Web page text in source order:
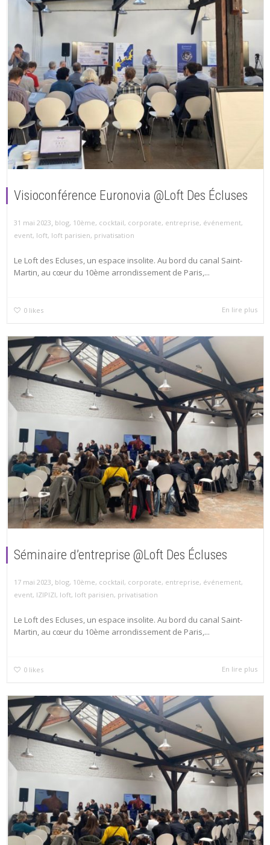
Visioconférence Euronovia @Loft Des Écluses
31 mai 2023, blog, 10ème, cocktail, corporate, entreprise, événement,
event, loft, loft parisien, privatisation
Le Loft des Ecluses, un espace insolite. Au bord du canal Saint-
Martin, au cœur du 10ème arrondissement de Paris,...
0 likes En lire plus
Séminaire d’entreprise @Loft Des Écluses
17 mai 2023, blog, 10ème, cocktail, corporate, entreprise, événement,
event, IZIPIZI, loft, loft parisien, privatisation
Le Loft des Ecluses, un espace insolite. Au bord du canal Saint-
Martin, au cœur du 10ème arrondissement de Paris,...
0 likes En lire plus